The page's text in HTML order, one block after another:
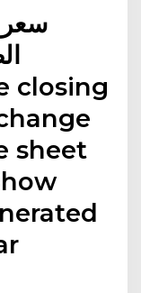
سعر
sheet